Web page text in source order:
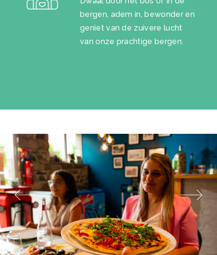
bergen, adem in, bewonder en
geniet van de zuivere lucht
van onze prachtige bergen.